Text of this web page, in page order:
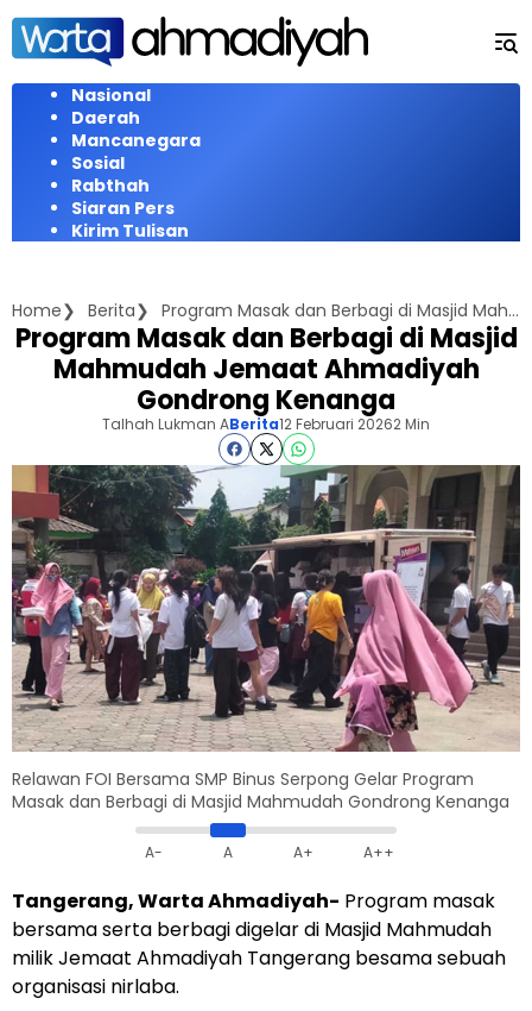
Langsung
konten
Nasional
Daerah
Mancanegara
Sosial
Rabthah
Siaran Pers
Kirim Tulisan
Home Berita Program Masak dan Berbagi di Masjid Mahmudah Jemaat Ahmadiyah Gondrong Kenanga
Program Masak dan Berbagi di Masjid
Mahmudah Jemaat Ahmadiyah
Gondrong Kenanga
Talhah Lukman ABerita12 Februari 20262 Min
Relawan FOI Bersama SMP Binus Serpong Gelar Program
Masak dan Berbagi di Masjid Mahmudah Gondrong Kenanga
A- A A+ A++
Tangerang, Warta Ahmadiyah- Program masak
bersama serta berbagi digelar di Masjid Mahmudah
milik Jemaat Ahmadiyah Tangerang besama sebuah
organisasi nirlaba.